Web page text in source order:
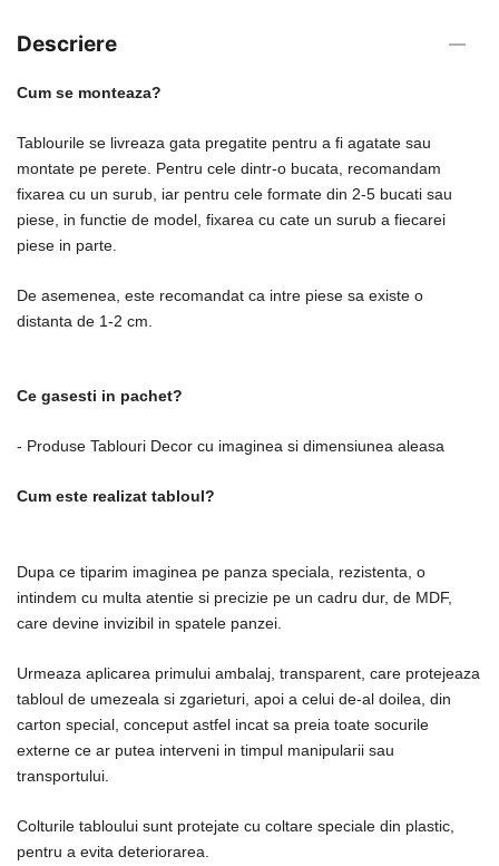
Descriere
Cum se monteaza?
Tablourile se livreaza gata pregatite pentru a fi agatate sau
montate pe perete. Pentru cele dintr-o bucata, recomandam
fixarea cu un surub, iar pentru cele formate din 2-5 bucati sau
piese, in functie de model, fixarea cu cate un surub a fiecarei
piese in parte.
De asemenea, este recomandat ca intre piese sa existe o
distanta de 1-2 cm.
Ce gasesti in pachet?
- Produse Tablouri Decor cu imaginea si dimensiunea aleasa
Cum este realizat tabloul?
Dupa ce tiparim imaginea pe panza speciala, rezistenta, o
intindem cu multa atentie si precizie pe un cadru dur, de MDF,
care devine invizibil in spatele panzei.
Urmeaza aplicarea primului ambalaj, transparent, care protejeaza
tabloul de umezeala si zgarieturi, apoi a celui de-al doilea, din
carton special, conceput astfel incat sa preia toate socurile
externe ce ar putea interveni in timpul manipularii sau
transportului.
Colturile tabloului sunt protejate cu coltare speciale din plastic,
pentru a evita deteriorarea.